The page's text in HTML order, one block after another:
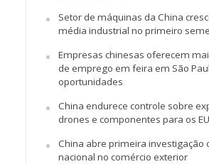
Setor de máquinas da China
média industrial no primeiro
Empresas chinesas oferecem
de emprego em feira em São
oportunidades
China endurece controle sobre
drones e componentes para os
China abre primeira investigação
nacional no comércio exterior